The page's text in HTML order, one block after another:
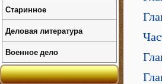
Старинное
Деловая литература
Военное дело